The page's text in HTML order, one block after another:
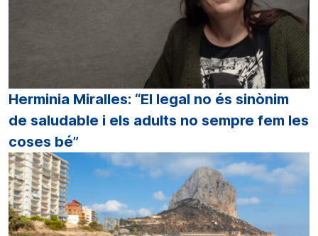
Herminia Miralles: “El legal no és sinònim
de saludable i els adults no sempre fem les
coses bé”